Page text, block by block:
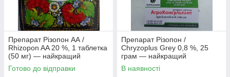
Препарат Різопон АА /
Rhizopon AA 20 %, 1 таблетка
(50 мг) — найкращий
укорінювач для рослин,
Rhizopon BV
Готово до відправки
Препарат Різопон /
Chryzoplus Grey 0,8 %, 25
грам — найкращий
укорінювач для квіткових
культур, Rhizopon BV
В наявності